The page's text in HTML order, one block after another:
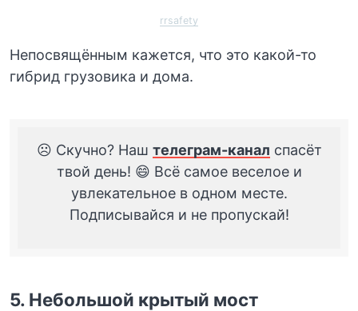
rrsafety
Непосвящённым кажется, что это какой-то
гибрид грузовика и дома.
☹️ Скучно? Наш телеграм-канал спасёт
твой день! 😄 Всё самое веселое и
увлекательное в одном месте.
Подписывайся и не пропускай!
5. Небольшой крытый мост